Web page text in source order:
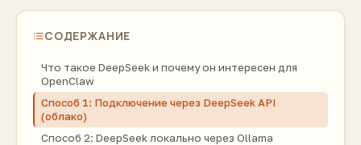
СОДЕРЖАНИЕ
Что такое DeepSeek и почему он интересен для
OpenClaw
Способ 1: Подключение через DeepSeek API
(облако)
Способ 2: DeepSeek локально через Ollama